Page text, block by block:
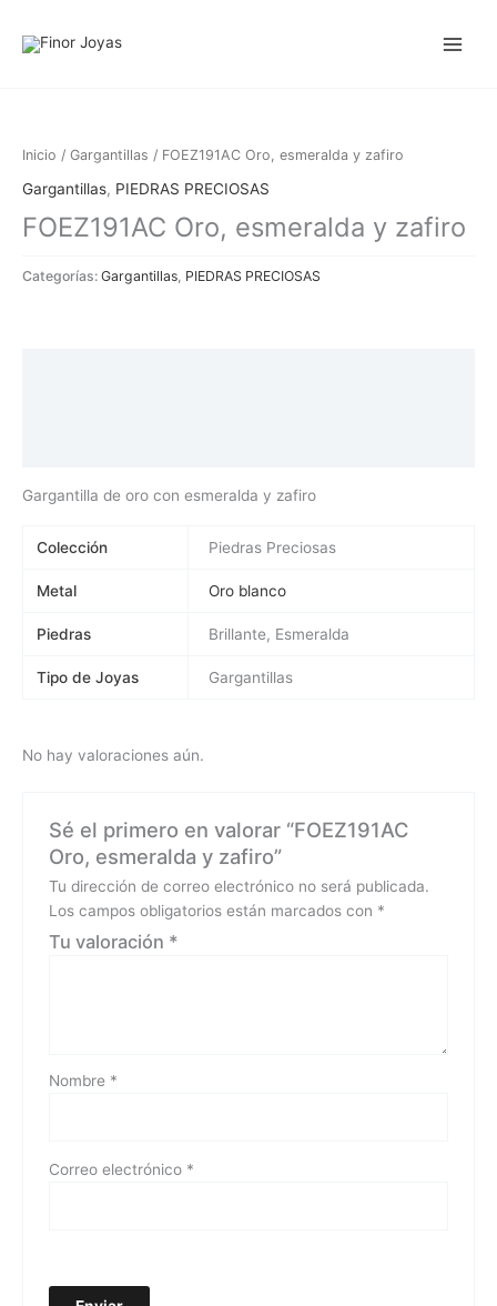
Inicio / Gargantillas / FOEZ191AC Oro, esmeralda y zafiro
Gargantillas, PIEDRAS PRECIOSAS
FOEZ191AC Oro, esmeralda y zafiro
Categorías: Gargantillas PIEDRAS PRECIOSAS
Gargantilla de oro con esmeralda y zafiro
Colección Piedras Preciosas
Metal Oro blanco
Piedras Brillante, Esmeralda
Tipo de Joyas Gargantillas
No hay valoraciones aún.
Sé el primero en valorar “FOEZ191AC
Oro, esmeralda y zafiro”
Tu dirección de correo electrónico no será publicada.
Los campos obligatorios están marcados con *
Tu valoración *
Nombre *
Correo electrónico *